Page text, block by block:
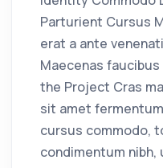
Parturient Cursus
erat a ante
Maecenas
the Project Cras
sit amet
cursus commodo,
condimentum